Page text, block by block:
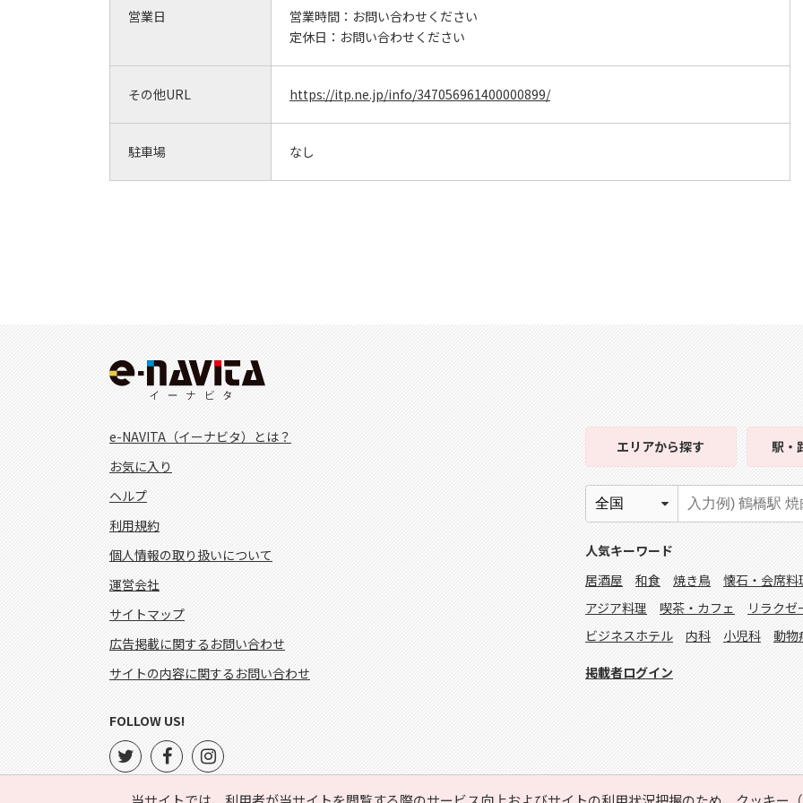
営業日 営業時間： お問い合わせください
定休日： お問い合わせください
その他URL https://itp.ne.jp/info/347056961400000899/
駐車場 なし
e-NAVITA（イーナビタ）とは？
お気に入り
ヘルプ
利用規約
個人情報の取り扱いについて
運営会社
サイトマップ
広告掲載に関するお問い合わせ
サイトの内容に関するお問い合わせ
エリアから探す 駅・
人気キーワード
居酒屋
和食 焼き鳥 懐石・会席料
アジア料理
喫茶・カフェ リラクゼ
ビジネスホテル
内科 小児科 動物
掲載者ログイン
FOLLOW US!